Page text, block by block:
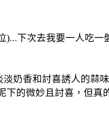
下次去我要一人吃一
奶香和討喜誘人的蒜
的微妙且討喜，但真